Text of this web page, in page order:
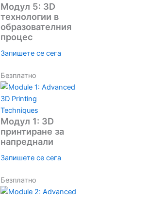
Модул 5: 3D
технологии в
образователния
процес
Запишете се сега
Безплатно
Модул 1: 3D
принтиране за
напреднали
Запишете се сега
Безплатно